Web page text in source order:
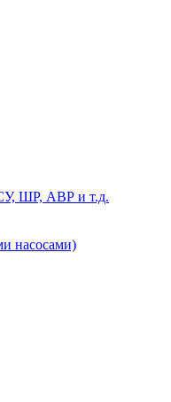
ШР, АВР и т.д.
насосами)